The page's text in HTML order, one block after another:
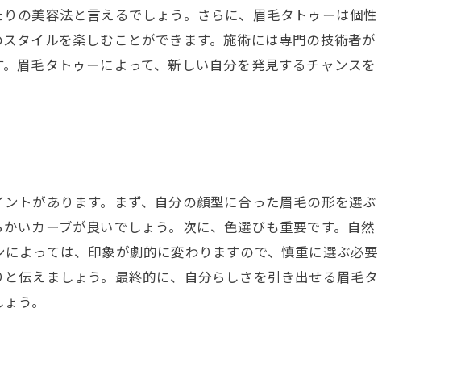
の美容法と言えるでしょう。さらに、眉毛タトゥーは個性
タイルを楽しむことができます。施術には専門の技術者が
眉毛タトゥーによって、新しい自分を発見するチャンスを
トがあります。まず、自分の顔型に合った眉毛の形を選ぶ
いカーブが良いでしょう。次に、色選びも重要です。自然
よっては、印象が劇的に変わりますので、慎重に選ぶ必要
伝えましょう。最終的に、自分らしさを引き出せる眉毛タ
う。